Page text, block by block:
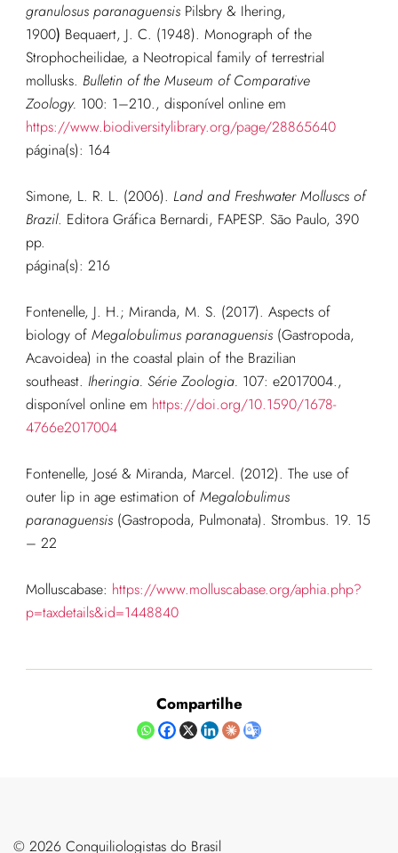
granulosus paranaguensisPilsbry & Ihering,
1900) Bequaert, J. C. (1948). Monograph of the
Strophocheilidae, a Neotropical family of terrestrial
mollusks. Bulletin of the Museum of Comparative
Zoology. 100: 1–210., disponível online em
https://www.biodiversitylibrary.org/page/28865640
página(s): 164
Simone, L. R. L. (2006). Land and Freshwater Molluscs of
Brazil. Editora Gráfica Bernardi, FAPESP. São Paulo, 390
pp.
página(s): 216
Fontenelle, J. H.; Miranda, M. S. (2017). Aspects of
biology of Megalobulimus paranaguensis(Gastropoda,
Acavoidea) in the coastal plain of the Brazilian
southeast. Iheringia. Série Zoologia. 107: e2017004.,
disponível online em https://doi.org/10.1590/1678-
4766e2017004
Fontenelle, José & Miranda, Marcel. (2012). The use of
outer lip in age estimation of Megalobulimus
paranaguensis(Gastropoda, Pulmonata). Strombus. 19. 15
– 22
Molluscabase: https://www.molluscabase.org/aphia.php?
p=taxdetails&id=1448840
Compartilhe
©️ 2026 Conquiliologistas do Brasil